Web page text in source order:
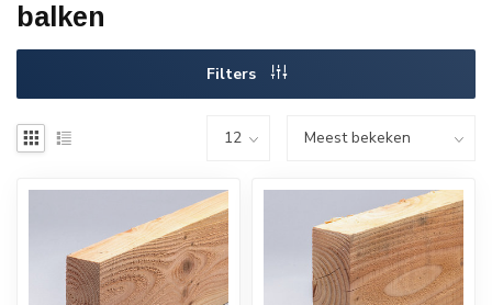
balken
Filters